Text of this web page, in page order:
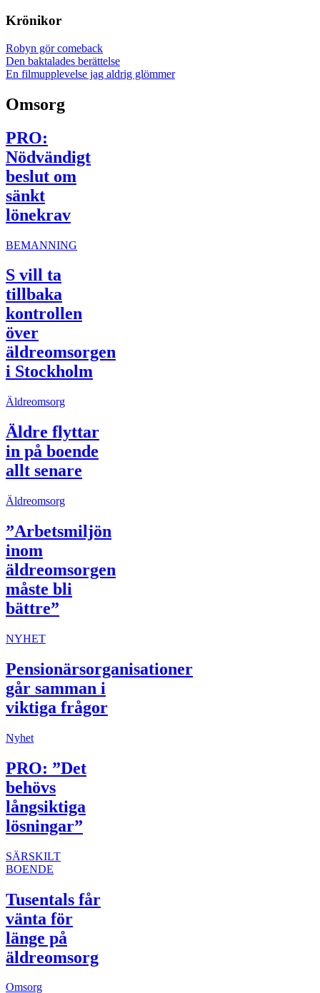
Krönikor
Robyn gör comeback
Den baktalades berättelse
En filmupplevelse jag aldrig glömmer
Omsorg
PRO:
Nödvändigt
beslut om
sänkt
lönekrav
BEMANNING
S vill ta
tillbaka
kontrollen
över
äldreomsorgen
i Stockholm
Äldreomsorg
Äldre flyttar
in på boende
allt senare
Äldreomsorg
”Arbetsmiljön
inom
äldreomsorgen
måste bli
bättre”
NYHET
Pensionärsorganisationer
går samman i
viktiga frågor
Nyhet
PRO: ”Det
behövs
långsiktiga
lösningar”
SÄRSKILT
BOENDE
Tusentals får
vänta för
länge på
äldreomsorg
Omsorg